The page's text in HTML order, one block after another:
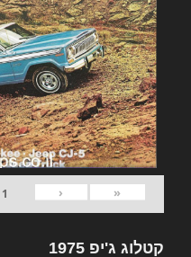
«
‹
1
קטלוג ג'יפ 1975